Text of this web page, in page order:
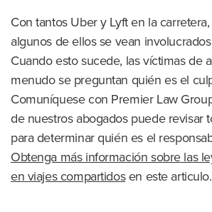
Con tantos Uber y Lyft en la
algunos de ellos se vean
Cuando esto sucede, las víctimas de
menudo se preguntan quién es el
Comuníquese con Premier Law
de nuestros abogados puede revisar
para determinar quién es el
Obtenga más información sobre las
en viajes compartidosen este articulo.